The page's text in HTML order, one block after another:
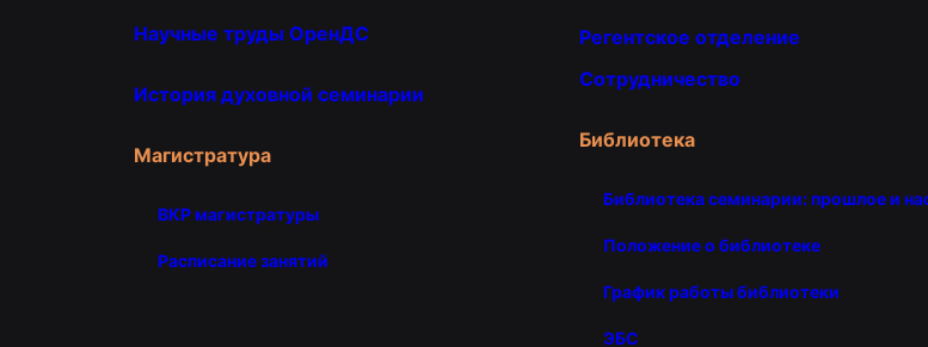
Научные труды ОренДС
История духовной семинарии
Магистратура
ВКР магистратуры
Расписание занятий
Регентское отделение
Сотрудничество
Библиотека
Библиотека семинарии: прошлое и
Положение о библиотеке
График работы библиотеки
ЭБС